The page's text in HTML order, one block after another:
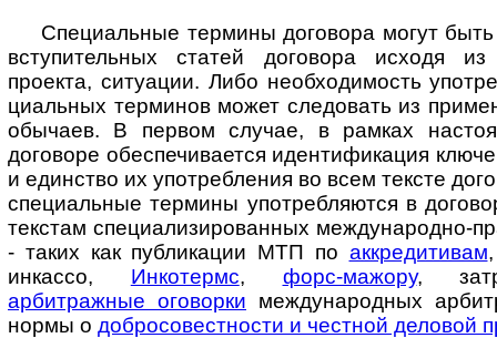
Специальные термины договора могут
вступительных статей договора исходя
проекта, ситуации. Либо необходимость
ци­аль­ных терминов может следовать из
обычаев. В первом случае, в рамках
договоре обеспечивается идентификация
и единство их употребления во всем тексте
специальные термины употребляются в
текстам специализированных международно-
- таких как публикации МТП по аккредитивам
инкассо, Инкотермс, форс-мажору,
арбитражные оговорки международных
нормы о добросовестности и честной деловой